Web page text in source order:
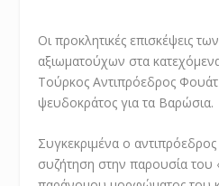
Οι προκλητικές επισκέψεις
αξιωματούχων στα
Τούρκος Αντιπρόεδρος
ψευδοκράτος για τα Βαρώσια.
Συγκεκριμένα ο
συζήτηση στην παρουσία